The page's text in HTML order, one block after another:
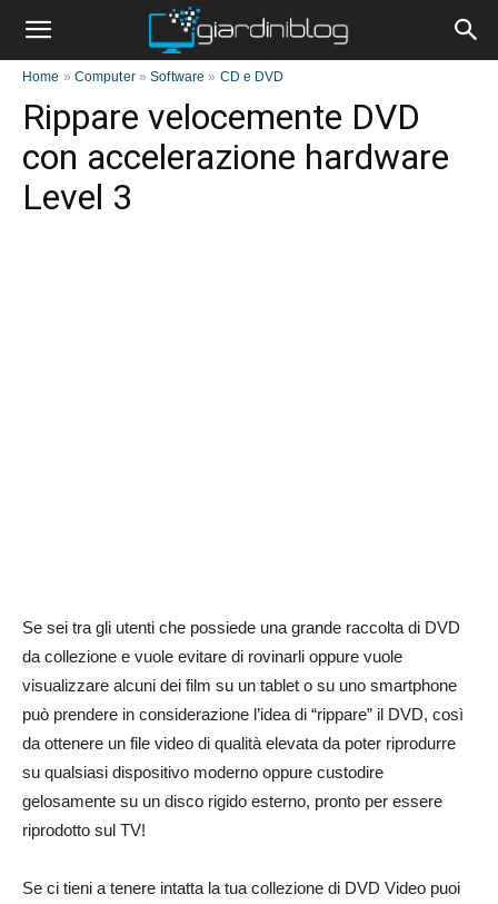
Home » Computer»Software » CD e DVD
Rippare velocemente DVD
con accelerazione hardware
Level 3
Se sei tra gli utenti che possiede una grande raccolta di DVD
da collezione e vuole evitare di rovinarli oppure vuole
visualizzare alcuni dei film su un tablet o su uno smartphone
può prendere in considerazione l’idea di “rippare” il DVD, così
da ottenere un file video di qualità elevata da poter riprodurre
su qualsiasi dispositivo moderno oppure custodire
gelosamente su un disco rigido esterno, pronto per essere
riprodotto sul TV!
Se ci tieni a tenere intatta la tua collezione di DVD Video puoi